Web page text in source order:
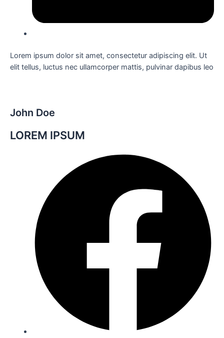
Lorem ipsum dolor sit amet, consectetur adipiscing elit. Ut
elit tellus, luctus nec ullamcorper mattis, pulvinar dapibus leo
John Doe
LOREM IPSUM